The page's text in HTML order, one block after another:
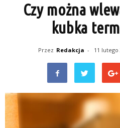
Czy można
kubka
Przez Redakcja - 11 lutego